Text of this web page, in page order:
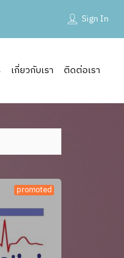
Sign In
เกี่ยวกับเรา ติดต่อเรา
promoted